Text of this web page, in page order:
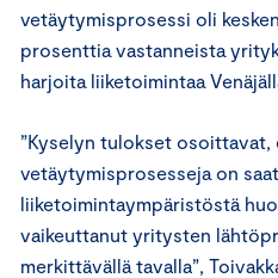
vetäytymisprosessi oli
prosenttia vastanneista
harjoita liiketoimintaa
”Kyselyn tulokset
vetäytymisprosesseja on
liiketoimintaympäristöstä
vaikeuttanut yritysten
merkittävällä tavalla”,